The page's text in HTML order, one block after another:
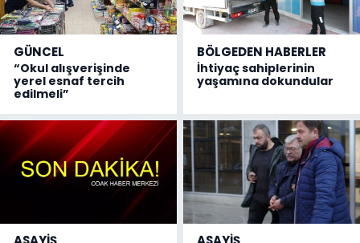
GÜNCEL
“Okul alışverişinde
yerel esnaf tercih
edilmeli”
BÖLGEDEN HABERLER
İhtiyaç sahiplerinin
yaşamına dokundular